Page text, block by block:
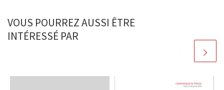
VOUS POURREZ AUSSI ÊTRE
INTÉRESSÉ PAR